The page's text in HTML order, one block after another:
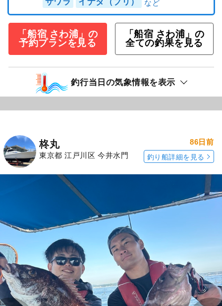
「船宿 さわ浦」の
予約プランを見る
「船宿 さわ浦」の
全ての釣果を見る
釣行当日の気象情報を表示
柊丸
東京都 江戸川区 今井水門
86日前
釣り船詳細を見る